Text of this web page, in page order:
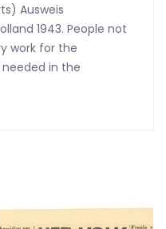
Ausweis
1943. People not
work for the
in the